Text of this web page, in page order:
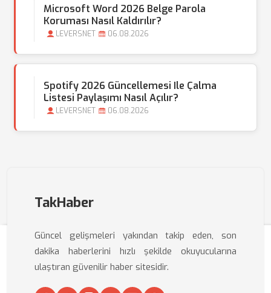
Microsoft Word 2026 Belge Parola
Koruması Nasıl Kaldırılır?
LEVERSNET 06.08.2026
Spotify 2026 Güncellemesi Ile Çalma
Listesi Paylaşımı Nasıl Açılır?
LEVERSNET 06.08.2026
TakHaber
Güncel gelişmeleri yakından takip eden, son
dakika haberlerini hızlı şekilde okuyucularına
ulaştıran güvenilir haber sitesidir.